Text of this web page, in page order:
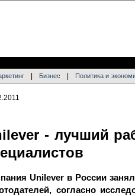
Бизнес Политика и
- лучший
Unilever в России
согласно